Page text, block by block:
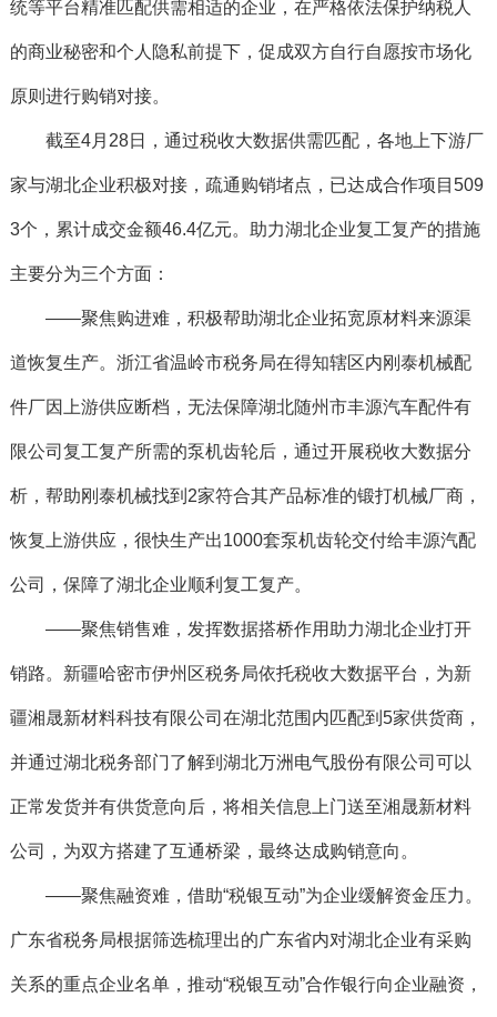
统等平台精准匹配供需相适的企业，在严格依法保护纳税人
的商业秘密和个人隐私前提下，促成双方自行自愿按市场化
原则进行购销对接。
截至4月28日，通过税收大数据供需匹配，各地上下游厂
家与湖北企业积极对接，疏通购销堵点，已达成合作项目509
3个，累计成交金额46.4亿元。助力湖北企业复工复产的措施
主要分为三个方面：
——聚焦购进难，积极帮助湖北企业拓宽原材料来源渠
道恢复生产。浙江省温岭市税务局在得知辖区内刚泰机械配
件厂因上游供应断档，无法保障湖北随州市丰源汽车配件有
限公司复工复产所需的泵机齿轮后，通过开展税收大数据分
析，帮助刚泰机械找到2家符合其产品标准的锻打机械厂商，
恢复上游供应，很快生产出1000套泵机齿轮交付给丰源汽配
公司，保障了湖北企业顺利复工复产。
——聚焦销售难，发挥数据搭桥作用助力湖北企业打开
销路。新疆哈密市伊州区税务局依托税收大数据平台，为新
疆湘晟新材料科技有限公司在湖北范围内匹配到5家供货商，
并通过湖北税务部门了解到湖北万洲电气股份有限公司可以
正常发货并有供货意向后，将相关信息上门送至湘晟新材料
公司，为双方搭建了互通桥梁，最终达成购销意向。
——聚焦融资难，借助“税银互动”为企业缓解资金压力。
广东省税务局根据筛选梳理出的广东省内对湖北企业有采购
关系的重点企业名单，推动“税银互动”合作银行向企业融资，